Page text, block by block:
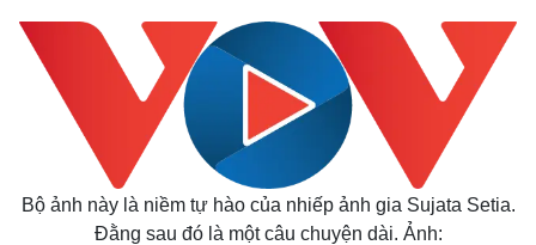
Bộ ảnh này là niềm tự hào của nhiếp ảnh gia Sujata Setia.
Đằng sau đó là một câu chuyện dài. Ảnh: